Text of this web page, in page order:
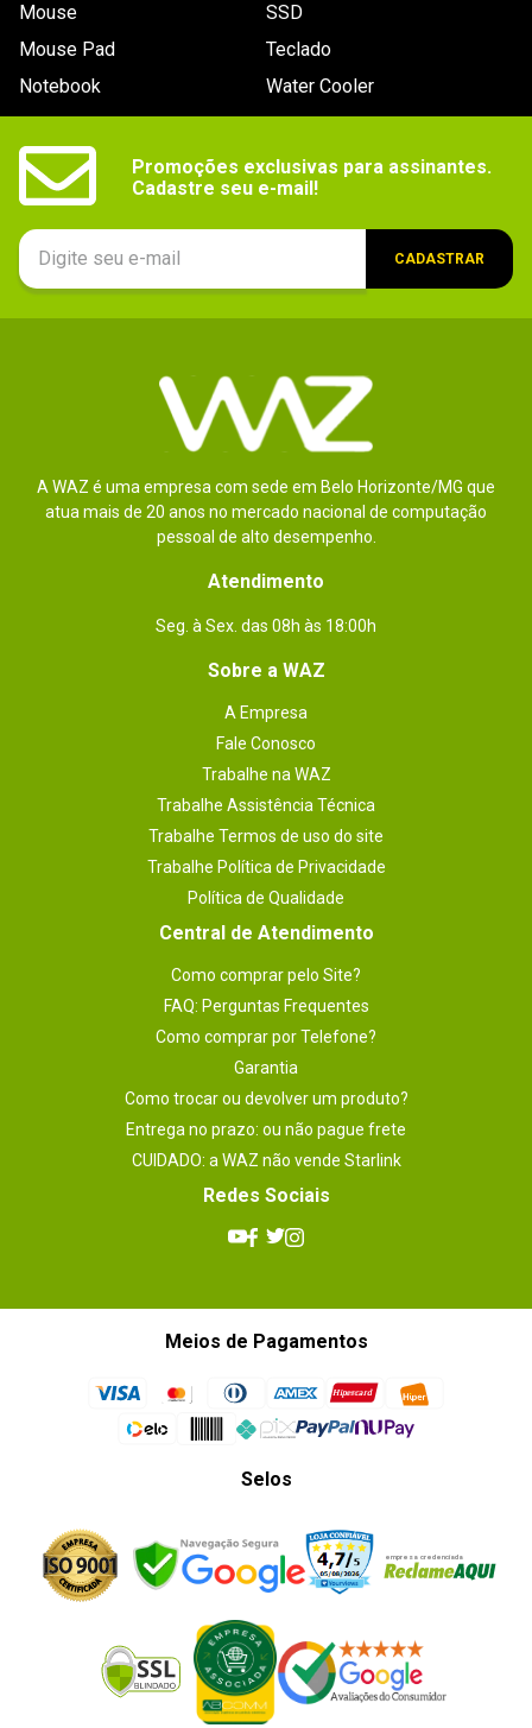
Mouse
Mouse Pad
Notebook
SSD
Teclado
Water Cooler
Promoções exclusivas para assinantes.
Cadastre seu e-mail!
CADASTRAR
A WAZ é uma empresa com sede em Belo Horizonte/MG que
atua mais de 20 anos no mercado nacional de computação
pessoal de alto desempenho.
Atendimento
Seg. à Sex. das 08h às 18:00h
Sobre a WAZ
A Empresa
Fale Conosco
Trabalhe na WAZ
Trabalhe Assistência Técnica
Trabalhe Termos de uso do site
Trabalhe Política de Privacidade
Política de Qualidade
Central de Atendimento
Como comprar pelo Site?
FAQ: Perguntas Frequentes
Como comprar por Telefone?
Garantia
Como trocar ou devolver um produto?
Entrega no prazo: ou não pague frete
CUIDADO: a WAZ não vende Starlink
Redes Sociais
Meios de Pagamentos
Selos